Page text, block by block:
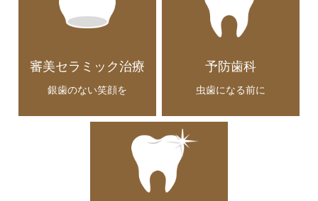
審美セラミック治療
銀歯のない笑顔を
予防歯科
虫歯になる前に